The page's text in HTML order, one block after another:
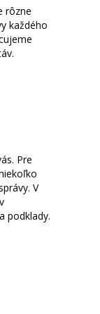
rôzne
každého
Pre
V
podklady.